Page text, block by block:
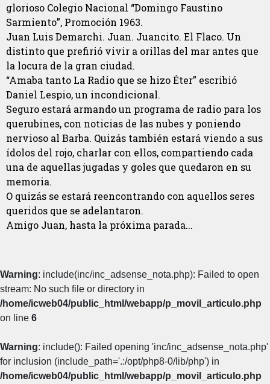
glorioso Colegio Nacional “Domingo Faustino
Sarmiento”, Promoción 1963.
Juan Luis Demarchi. Juan. Juancito. El Flaco. Un
distinto que prefirió vivir a orillas del mar antes que
la locura de la gran ciudad.
“Amaba tanto La Radio que se hizo Éter” escribió
Daniel Lespio, un incondicional.
Seguro estará armando un programa de radio para los
querubines, con noticias de las nubes y poniendo
nervioso al Barba. Quizás también estará viendo a sus
ídolos del rojo, charlar con ellos, compartiendo cada
una de aquellas jugadas y goles que quedaron en su
memoria.
O quizás se estará reencontrando con aquellos seres
queridos que se adelantaron.
Amigo Juan, hasta la próxima parada...
Warning: include(inc/inc_adsense_nota.php): Failed to open
stream: No such file or directory in
/home/icweb04/public_html/webapp/p_movil_articulo.php
on line 6
Warning: include(): Failed opening 'inc/inc_adsense_nota.php'
for inclusion (include_path='.:/opt/php8-0/lib/php') in
/home/icweb04/public_html/webapp/p_movil_articulo.php